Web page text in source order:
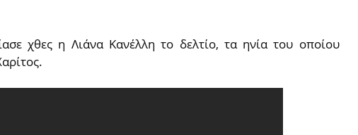
χθες η Λιάνα Κανέλλη το δελτίο, τα ηνία του οποίου